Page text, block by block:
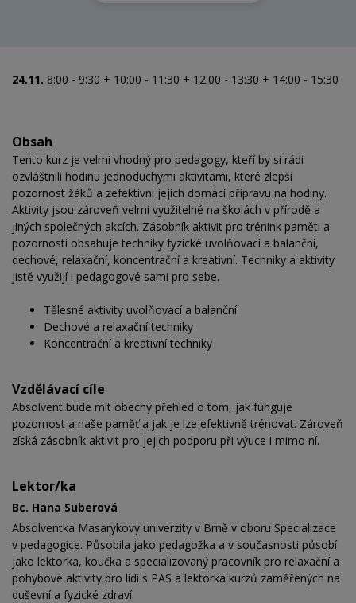
24.11. 8:00 - 9:30 + 10:00 - 11:30 + 12:00 - 13:30 + 14:00 - 15:30
Obsah
Tento kurz je velmi vhodný pro pedagogy, kteří by si rádi
ozvláštnili hodinu jednoduchými aktivitami, které zlepší
pozornost žáků a zefektivní jejich domácí přípravu na hodiny.
Aktivity jsou zároveň velmi využitelné na školách v přírodě a
jiných společných akcích. Zásobník aktivit pro trénink paměti a
pozornosti obsahuje techniky fyzické uvolňovací a balanční,
dechové, relaxační, koncentrační a kreativní. Techniky a aktivity
jistě využijí i pedagogové sami pro sebe.
Tělesné aktivity uvolňovací a balanční
Dechové a relaxační techniky
Koncentrační a kreativní techniky
Vzdělávací cíle
Absolvent bude mít obecný přehled o tom, jak funguje
pozornost a naše paměť a jak je lze efektivně trénovat. Zároveň
získá zásobník aktivit pro jejich podporu při výuce i mimo ní.
Lektor/ka
Bc. Hana Suberová
Absolventka Masarykovy univerzity v Brně v oboru Specializace
v pedagogice. Působila jako pedagožka a v současnosti působí
jako lektorka, koučka a specializovaný pracovník pro relaxační a
pohybové aktivity pro lidi s PAS a lektorka kurzů zaměřených na
duševní a fyzické zdraví.